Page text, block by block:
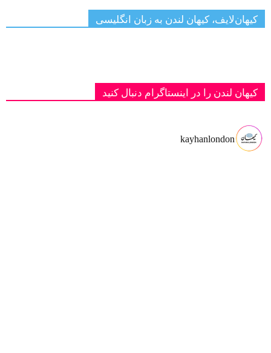
کیهان‌لایف، کیهان لندن به زبان انگلیسی
کیهان لندن را در اینستاگرام دنبال کنید
kayhanlondon